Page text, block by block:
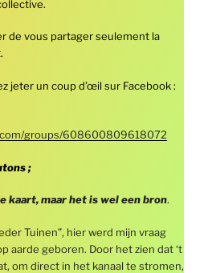
de vous partager seulement la
jeter un coup d’œil sur Facebook :
groups/608600809618072
;
kaart, maar het is wel een bron.
Tuinen”, hier werd mijn vraag
aarde geboren. Door het zien dat ‘t
om direct in het kanaal te stromen,